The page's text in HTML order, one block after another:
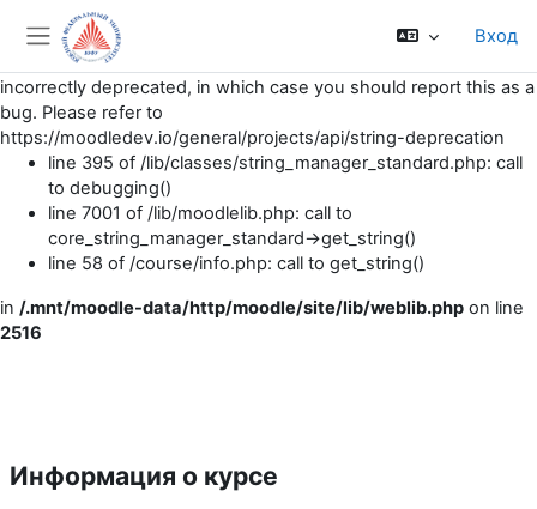
Notice : String [summaryof,core] is deprecated. Either you
should no longer be using that string, or the string has been
incorrectly deprecated, in which case you should report this as a
bug. Please refer to
https://moodledev.io/general/projects/api/string-deprecation
line 395 of /lib/classes/string_manager_standard.php: call
to debugging()
line 7001 of /lib/moodlelib.php: call to
core_string_manager_standard->get_string()
line 58 of /course/info.php: call to get_string()
in /.mnt/moodle-data/http/moodle/site/lib/weblib.php on line
2516
Боковая панель
Вход
Информация о курсе